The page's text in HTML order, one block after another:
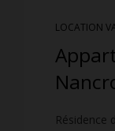
LOCATION
Résidence